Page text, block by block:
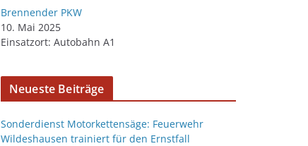
Brennender PKW
10. Mai 2025
Einsatzort: Autobahn A1
Neueste Beiträge
Sonderdienst Motorkettensäge: Feuerwehr
Wildeshausen trainiert für den Ernstfall